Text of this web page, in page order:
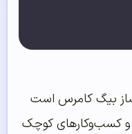
ساز بیگ کامرس است
و کسب‌وکارهای کوچک